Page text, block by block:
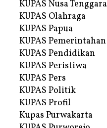
KUPAS Nusa Tenggara
KUPAS Olahraga
KUPAS Papua
KUPAS Pemerintahan
KUPAS Pendidikan
KUPAS Peristiwa
KUPAS Pers
KUPAS Politik
KUPAS Profil
Kupas Purwakarta